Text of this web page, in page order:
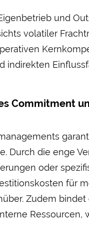
und
volatiler
indirekten
Commitment
Durch die enge
oder
für
Zudem
Ressourcen,